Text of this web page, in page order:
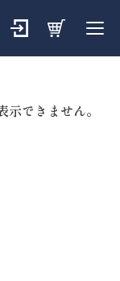
できません。